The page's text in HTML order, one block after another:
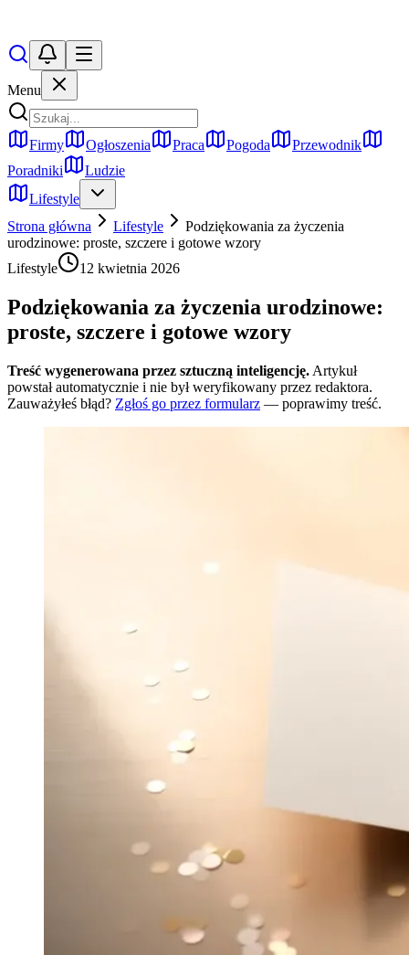
Menu
Firmy Ogłoszenia Praca Pogoda
Przewodnik
Poradniki
Ludzie
Lifestyle
Strona główna
Lifestyle
Podziękowania za życzenia
urodzinowe: proste, szczere i gotowe wzory
Lifestyle
12 kwietnia 2026
Podziękowania za życzenia urodzinowe:
proste, szczere i gotowe wzory
Treść wygenerowana przez sztuczną inteligencję. Artykuł
powstał automatycznie i nie był weryfikowany przez redaktora.
Zauważyłeś błąd? Zgłoś go przez formularz — poprawimy treść.